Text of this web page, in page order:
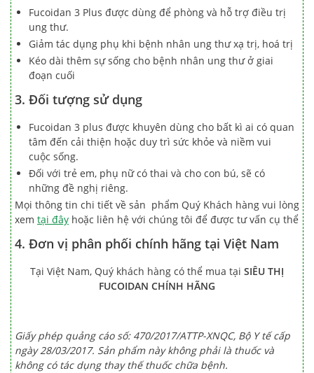
Fucoidan 3 Plus được dùng để phòng và hỗ trợ điều trị
ung thư.
Giảm tác dụng phụ khi bệnh nhân ung thư xạ trị, hoá trị
Kéo dài thêm sự sống cho bệnh nhân ung thư ở giai
đoạn cuối
3. Đối tượng sử dụng
Fucoidan 3 plus được khuyên dùng cho bất kì ai có quan
tâm đến cải thiện hoặc duy trì sức khỏe và niềm vui
cuộc sống.
Đối với trẻ em, phụ nữ có thai và cho con bú, sẽ có
những đề nghị riêng.
Mọi thông tin chi tiết về sản phẩm Quý Khách hàng vui lòng
xem tại đây hoặc liên hệ với chúng tôi để được tư vấn cụ thể
4. Đơn vị phân phối chính hãng tại Việt Nam
Tại Việt Nam, Quý khách hàng có thể mua tại SIÊU THỊ
FUCOIDAN CHÍNH HÃNG
Giấy phép quảng cáo số: 470/2017/ATTP-XNQC, Bộ Y tế cấp
ngày 28/03/2017. Sản phẩm này không phải là thuốc và
không có tác dụng thay thế thuốc chữa bệnh.